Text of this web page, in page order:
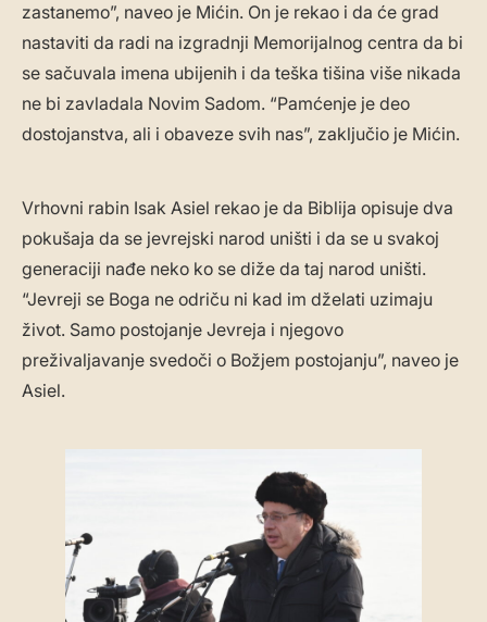
zastanemo”, naveo je Mićin. On je rekao i da će grad
nastaviti da radi na izgradnji Memorijalnog centra da bi
se sačuvala imena ubijenih i da teška tišina više nikada
ne bi zavladala Novim Sadom. “Pamćenje je deo
dostojanstva, ali i obaveze svih nas”, zaključio je Mićin.
Vrhovni rabin Isak Asiel rekao je da Biblija opisuje dva
pokušaja da se jevrejski narod uništi i da se u svakoj
generaciji nađe neko ko se diže da taj narod uništi.
“Jevreji se Boga ne odriču ni kad im dželati uzimaju
život. Samo postojanje Jevreja i njegovo
preživaljavanje svedoči o Božjem postojanju”, naveo je
Asiel.